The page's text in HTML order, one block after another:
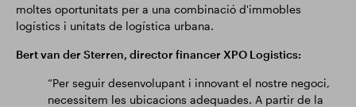
moltes oportunitats per a una combinació d'immobles
logístics i unitats de logística urbana.
Bert van der Sterren, director financer XPO Logistics:
“Per seguir desenvolupant i innovant el nostre negoci,
necessitem les ubicacions adequades. A partir de la